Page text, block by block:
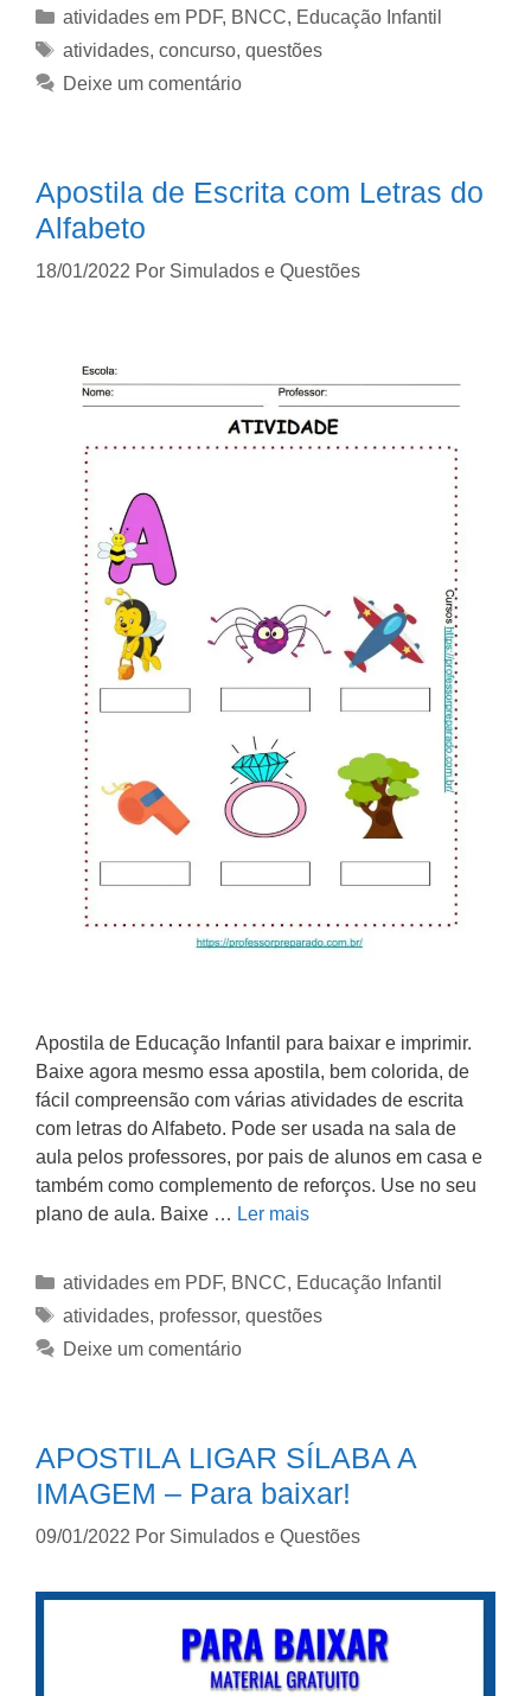
atividades em PDF, BNCC, Educação Infantil
atividades, concurso, questões
Deixe um comentário
Apostila de Escrita com Letras do
Alfabeto
18/01/2022 Por Simulados e Questões
Apostila de Educação Infantil para baixar e imprimir.
Baixe agora mesmo essa apostila, bem colorida, de
fácil compreensão com várias atividades de escrita
com letras do Alfabeto. Pode ser usada na sala de
aula pelos professores, por pais de alunos em casa e
também como complemento de reforços. Use no seu
plano de aula. Baixe … Ler mais
atividades em PDF, BNCC, Educação Infantil
atividades, professor, questões
Deixe um comentário
APOSTILA LIGAR SÍLABA A
IMAGEM – Para baixar!
09/01/2022 Por Simulados e Questões